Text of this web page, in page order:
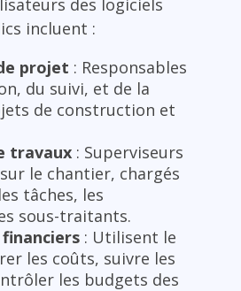
incluent :
projet : Responsables
du suivi, et de la
de construction et
travaux : Superviseurs
le chantier, chargés
tâches, les
sous-traitants.
: Utilisent le
les coûts, suivre les
les budgets des